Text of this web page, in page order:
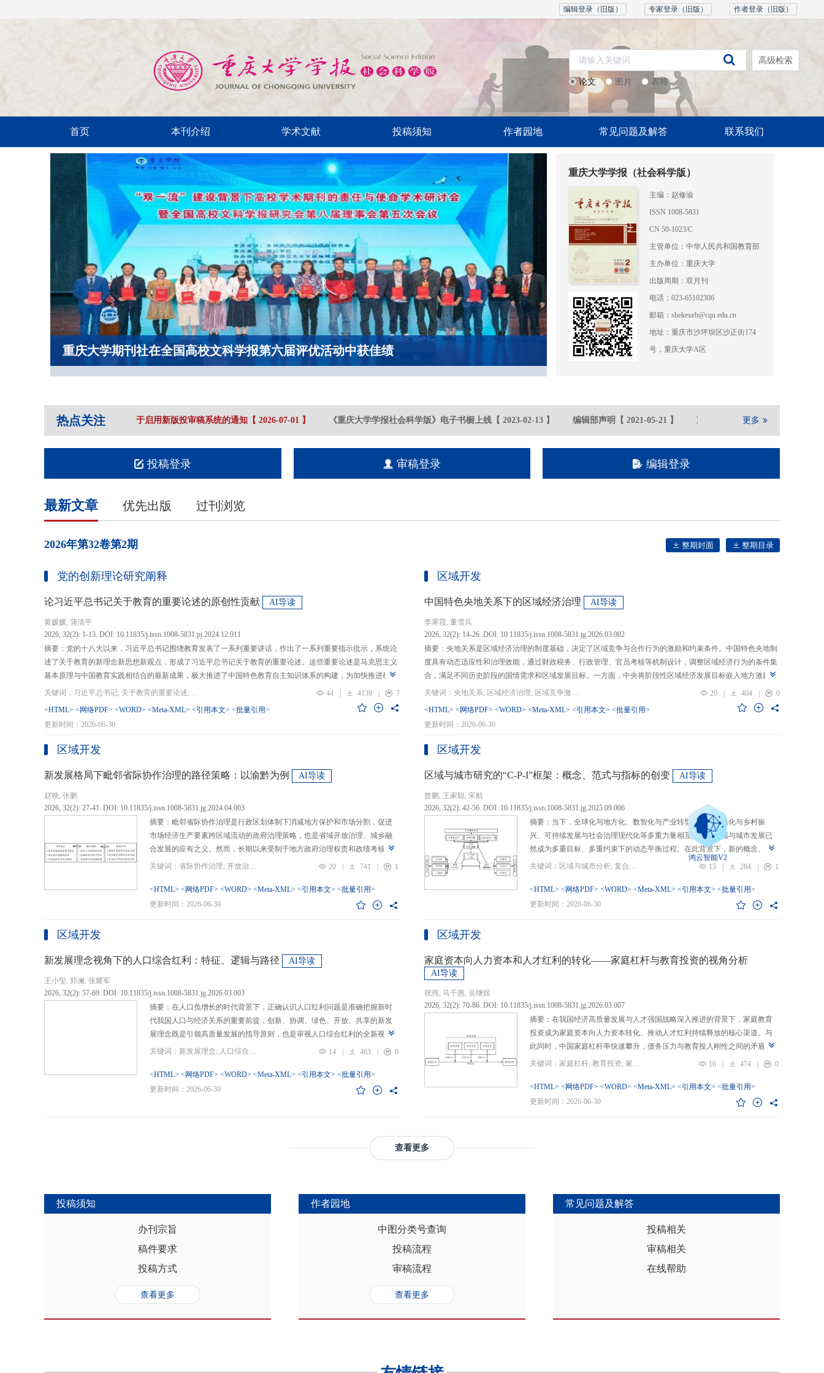
作者登录（旧版）
专家登录（旧版）
编辑登录（旧版）
论文 图片 表格
高级检索
首页 本刊介绍 学术文献 投稿须知 作者园地 常见问题及解答 联系我们
重庆大学期刊社在全国高校文科学报第六届评优活动中获佳绩
重庆大学学报（社会科学版）
主编：赵修渝
ISSN 1008-5831
CN 50-1023/C
主管单位：中华人民共和国教育部
主办单位：重庆大学
出版周期：双月刊
电话：023-65102306
邮箱：shekexeb@cqu.edu.cn
地址：重庆市沙坪坝区沙正街174
号，重庆大学A区
热点关注
庆大学学报（社会科学版）》关于启用新版投审稿系统的通知【 2026-07-01】 《重庆大学学报社会科学版》电子书橱上线【 2023-02-13】 编辑部声明【 2021-05-21】 重庆大学期刊社在全国高校文科学
更多
投稿登录 审稿登录 编辑登录
最新文章 优先出版 过刊浏览
2026年第32卷第2期 整期封面 整期目录
党的创新理论研究阐释
论习近平总书记关于教育的重要论述的原创性贡献 AI导读
黄媛媛, 蒲清平
2026, 32(2): 1-13. DOI: 10.11835/j.issn.1008-5831.pj.2024.12.011
摘要：党的十八大以来，习近平总书记围绕教育发表了一系列重要讲话，作出了一系列重要指示批示，系统论
述了关于教育的新理念新思想新观点，形成了习近平总书记关于教育的重要论述。这些重要论述是马克思主义
基本原理与中国教育实践相结合的最新成果，极大推进了中国特色教育自主知识体系的构建，为加快推进教育
现代化、建设教育强国提供了强大思想武器和行动指南，作出了重大原创性贡献。这些原创性贡献主要体现
在：第一，从价值论角度明确了教育在党和国家事业发展全局中的战略定位，从政治价值、经济价值、文化价
值、社会价值、创新价值等五个方面创新性回答了新时代“为什么办教育”的战略问题；第二，从认识论角度赋
予了新时代教育发展的多重内涵，深刻揭示其根本性质、根本保证、根本任务、时代使命、最终目的，创新性
回答了新时代“办什么样的教育”的根本问题；第三，从方法论角度立足基本国情遵循教育规律，提出了深化教
育改革创新的总体思路和战略部署，涵盖教育地位的确立、教育道路的选择、教育动力的激发、教育路径的规
划以及教育主体的培育，创新性回答了新时代“怎么办教育”的实践问题。
关键词：习近平总书记; 关于教育的重要论述; 教育强国; 《论教育》; 教育新质生产力; 教育人工智能 44 | 4139 |
7
<HTML> <网络PDF> <WORD> <Meta-XML> <引用本文> <批量引用>
更新时间：2026-06-30
区域开发
中国特色央地关系下的区域经济治理 AI导读
李霁霞, 董雪兵
2026, 32(2): 14-26. DOI: 10.11835/j.issn.1008-5831.jg.2026.03.002
摘要：央地关系是区域经济治理的制度基础，决定了区域竞争与合作行为的激励和约束条件。中国特色央地制
度具有动态适应性和治理效能，通过财政税务、行政管理、官员考核等机制设计，调整区域经济行为的条件集
合，满足不同历史阶段的国情需求和区域发展目标。一方面，中央将阶段性区域经济发展目标嵌入地方激励机
制，引导区域竞争策略转变，包括竞争标的从“为增长而竞争”转向“为发展而竞争”，支出行为从“重建设、轻民
生”转向“基本公共服务均等化”，发展模式从“地方保护”转向“发挥比较优势”，以区域竞争激励和竞争策略优化
提升区域经济治理效率。另一方面，中央通过对口支援、一体化合作、主体功能区建设等制度安排，在保留区
域竞争激励的同时，降低区域合作成本，提高区域合作收益，形成优势互补、规模效益最大化、外部性内部化
等跨区域合作模式，实现国家治理和区域治理效率的统一。在区域经济格局深刻变革与国内发展目标转型升级
的背景下，区域经济治理面临新形势与新挑战。未来区域经济治理研究应聚焦数字时代区域协调发展、因地制
宜发展新质生产力、构建全国统一大市场等重大现实问题，从新治理主体、新发展目标、新治理工具等维度深
化探索，进一步丰富和完善中国特色区域经济治理理论体系，为新时代区域协调发展与区域高质量发展提供学
理支撑。
关键词：央地关系; 区域经济治理; 区域竞争激励; 跨区域合作 20 | 404 |
0
<HTML> <网络PDF> <WORD> <Meta-XML> <引用本文> <批量引用>
更新时间：2026-06-30
区域开发
新发展格局下毗邻省际协作治理的路径策略：以渝黔为例 AI导读
赵映, 张鹏
2026, 32(2): 27-41. DOI: 10.11835/j.issn.1008-5831.jg.2024.04.003
摘要：毗邻省际协作治理是行政区划体制下消减地方保护和市场分割，促进
市场经济生产要素跨区域流动的政府治理策略，也是省域开放治理、城乡融
合发展的应有之义。然而，长期以来受制于地方政府治理权责和政绩考核的
行政区划界限，以及竞争性发展博弈中日渐固化的地方利益，毗邻省际协作
内需、畅通经济循环、建设全国统一大市场的政策导向，为毗邻省际协作治
理提供了新的机遇，借此探析其路径策略是构建新发展格局的内在要求和重
例，采用半结构化访谈法收集数据资料，探析新发展格局下毗邻省际协作治
理的路径策略。研究表明，毗邻省际协作治理是毗邻省（自治区、直辖市）
达成多向度的系统性治理行动过程。新发展格局下毗邻省际协作治理的路径
策略首先是厘清国家战略政策要求、省际协作发展需要，以及市场主体和民
众期望，凝聚利益相关主体的协作治理共识，明确毗邻省际协作治理是省域
开放治理必须积极作为的必答题。其次，统筹衔接国家战略政策与省域治理
规划，构建去中心化的组织结构总体布局，下好毗邻协作先行示范区创建、
网络协同治理的比较优势和互补功能，牵住“牛鼻子”工程，着重优化开放协作
机制和生态共保联治，促进基础设施和基本公共服务一体化，推动产业链整
关键词：省际协作治理; 开放治理; 行政区划; 统一大市场; 新发展格局 20 | 741 | 1
<HTML> <网络PDF> <WORD> <Meta-XML> <引用本文> <批量引用>
更新时间：2026-06-30
区域开发
区域与城市研究的“C-P-I”框架：概念、范式与指标的创变 AI导读
曾鹏, 王家聪, 宋航
2026, 32(2): 42-56. DOI: 10.11835/j.issn.1008-5831.jg.2025.09.006
摘要：当下，全球化与地方化、数智化与产业转型、新型城镇化与乡村振
兴、可持续发展与社会治理现代化等多重力量相互交织，区域与城市发展已
然成为多重目标、多重约束下的动态平衡过程。在此背景下，新的概念、新
的要求、新的范围不断涌现，形成了以“A视角下的B”“面向A的B”“基于A的B”
而是蕴含了新的目标要求、关系规范或作用范围，代表了对区域与城市复杂
问题的新认知。然而，目前学术界对于这类复杂概念的综合评价研究相对滞
概念内涵关键方面，也缺乏系统检验。对此，文章提出区域与城市研究的“C-
重一致性，即确保概念界定与测量操作的逻辑统一。其次，在指标体系科学
构建上，采用多维交叉原则，深入交叉单元层面进行刻画；层级分解原则，
建立从目的层到场景层、要素层、观测层、指标层和说明层的系统结构；应
然实然一体原则，实现理论理想与现实测量的统一。最后，在具体指标可信
选择上，强调完备性，全面覆盖概念内涵；强调复合性，体现概念的交叉交
架不仅提供了评价复杂概念的工具，更蕴含促进复杂概念发现与再生产的机
制，能够推动区域分析从传统的、相对静态的、单一维度的模式，向更加动
关键词：区域与城市分析; 复合概念; “C-P-I”框架; 指标体系 15 | 284 | 1
<HTML> <网络PDF> <WORD> <Meta-XML> <引用本文> <批量引用>
更新时间：2026-06-30
区域开发
新发展理念视角下的人口综合红利：特征、逻辑与路径 AI导读
王小玺, 郑澜, 张耀军
2026, 32(2): 57-69. DOI: 10.11835/j.issn.1008-5831.jg.2026.03.003
摘要：在人口负增长的时代背景下，正确认识人口红利问题是准确把握新时
代我国人口与经济关系的重要前提，创新、协调、绿色、开放、共享的新发
展理念既是引领高质量发展的指导原则，也是审视人口综合红利的全新视
角。从内涵特征看，新时代的人口综合红利理论是在发展基础、核心理念和
位和发展进程，以人口数量、结构、素质、分布等人口条件为基础，以新发
展理念为导向，通过政策措施的适应性调整从而培育、巩固和收获人口优
中，既要立足当下人口负增长的现实，充分挖掘和利用现有人口条件，也要
放眼未来人口发展趋势，积极挖掘、培育人口结构优化红利、人口素质提升
红利和人口合理分布红利，以相关政策制度的调整完善为路径，引导人口发
展符合创新、协调、绿色、开放、共享的理念需求，积极回应人口发展的趋
势性特征和高质量发展的目标任务，通过进一步完善生育养老政策、推进教
育强国建设、优化城镇格局体系，以人口与经济高质量发展支撑中国式现代
关键词：新发展理念; 人口综合红利; 高质量发展; 人口政策; 中国式现代化 14 | 463 | 0
<HTML> <网络PDF> <WORD> <Meta-XML> <引用本文> <批量引用>
更新时间：2026-06-30
区域开发
家庭资本向人力资本和人才红利的转化——家庭杠杆与教育投资的视角分析
AI导读
祝伟, 马千惠, 吴继煜
2026, 32(2): 70-86. DOI: 10.11835/j.issn.1008-5831.jg.2026.03.007
摘要：在我国经济高质量发展与人才强国战略深入推进的背景下，家庭教育
投资成为家庭资本向人力资本转化、推动人才红利持续释放的核心渠道。与
此同时，中国家庭杠杆率快速攀升，债务压力与教育投入刚性之间的矛盾日
益凸显，二者的互动关系直接关系到人力资本积累效率、教育公平与家庭金
育投资的作用机制，且普遍忽视家庭经济、社会、文化资本的综合调节效应
与多维度异质性特征。基于此，文章利用2017年和2019年中国家庭金融调查
弱，表明资本充裕家庭可依靠自有资源满足教育需求，降低对债务融资的依
赖。第三，异质性分析结果显示，债务多元化水平较低、主要依赖内源融资
以及城镇的家庭在杠杆上升时更倾向于增加更多的教育投资。第四，进一步
讨论后发现，家庭杠杆与教育投资之间存在倒“U”型的非线性关系，当家庭财
务压力较轻时，杠杆上升会促使家庭增加教育投入，但财务负担过重时则导
致教育支出削减，说明适度杠杆可缓解流动性约束并支撑教育投入，而过度
关键词：家庭杠杆; 教育投资; 家庭资本; 家庭债务结构; CHFS 16 | 474 | 0
<HTML> <网络PDF> <WORD> <Meta-XML> <引用本文> <批量引用>
更新时间：2026-06-30
查看更多
投稿须知
办刊宗旨
稿件要求
投稿方式
查看更多
作者园地
中图分类号查询
投稿流程
审稿流程
查看更多
常见问题及解答
投稿相关
审稿相关
在线帮助
鸿云智能V2